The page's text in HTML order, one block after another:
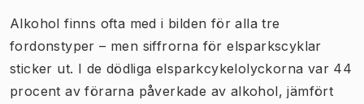
Alkohol finns ofta med i bilden för alla tre
fordonstyper – men siffrorna för elsparkscyklar
sticker ut. I de dödliga elsparkcykelolyckorna var 44
procent av förarna påverkade av alkohol, jämfört